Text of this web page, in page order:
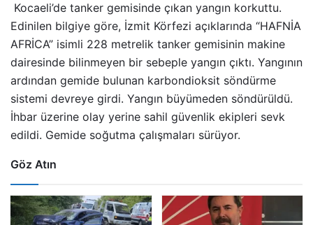
Kocaeli’de tanker gemisinde çıkan yangın korkuttu.
Edinilen bilgiye göre, İzmit Körfezi açıklarında “HAFNİA
AFRİCA” isimli 228 metrelik tanker gemisinin makine
dairesinde bilinmeyen bir sebeple yangın çıktı. Yangının
ardından gemide bulunan karbondioksit söndürme
sistemi devreye girdi. Yangın büyümeden söndürüldü.
İhbar üzerine olay yerine sahil güvenlik ekipleri sevk
edildi. Gemide soğutma çalışmaları sürüyor.
Göz Atın